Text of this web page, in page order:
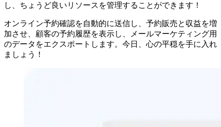
し、ちょうど良いリソースを管理することができます！
オンライン予約確認を自動的に送信し、予約販売と収益を増
加させ、顧客の予約履歴を表示し、メールマーケティング用
のデータをエクスポートします。今日、心の平穏を手に入れ
ましょう！